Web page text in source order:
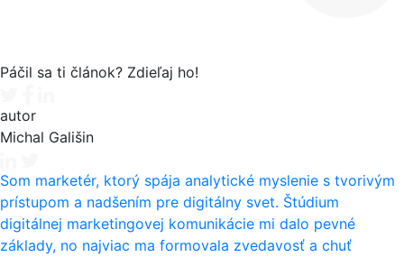
Páčil sa ti článok? Zdieľaj ho!
autor
Michal Gališin
Som marketér, ktorý spája analytické myslenie s tvorivým
prístupom a nadšením pre digitálny svet. Štúdium
digitálnej marketingovej komunikácie mi dalo pevné
základy, no najviac ma formovala zvedavosť a chuť